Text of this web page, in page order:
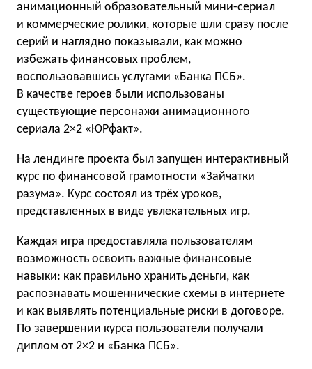
анимационный образовательный мини-сериал
и коммерческие ролики, которые шли сразу после
серий и наглядно показывали, как можно
избежать финансовых проблем,
воспользовавшись услугами «Банка ПСБ».
В качестве героев были использованы
существующие персонажи анимационного
сериала 2×2 «ЮРфакт».
На лендинге проекта был запущен интерактивный
курс по финансовой грамотности «Зайчатки
разума». Курс состоял из трёх уроков,
представленных в виде увлекательных игр.
Каждая игра предоставляла пользователям
возможность освоить важные финансовые
навыки: как правильно хранить деньги, как
распознавать мошеннические схемы в интернете
и как выявлять потенциальные риски в договоре.
По завершении курса пользователи получали
диплом от 2×2 и «Банка ПСБ».